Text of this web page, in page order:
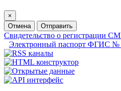
×
Отмена
Отправить
Свидетельство о регистрации
Электронный паспорт ФГИС №